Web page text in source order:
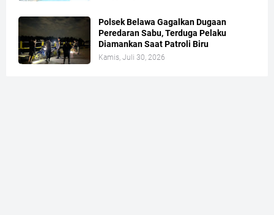
Polsek Belawa Gagalkan Dugaan
Peredaran Sabu, Terduga Pelaku
Diamankan Saat Patroli Biru
Kamis, Juli 30, 2026